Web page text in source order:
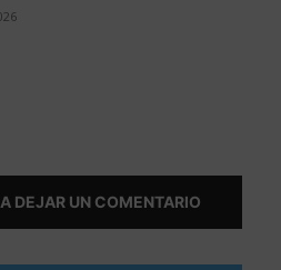
DEJAR UN COMENTARIO